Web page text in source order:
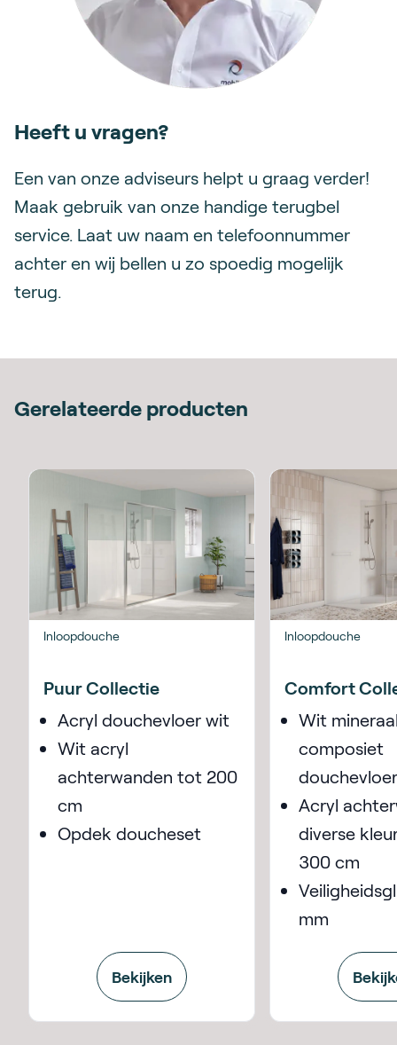
Heeft u vragen?
Een van onze adviseurs helpt u graag verder!
Maak gebruik van onze handige terugbel
service. Laat uw naam en telefoonnummer
achter en wij bellen u zo spoedig mogelijk
terug.
Gerelateerde producten
Inloopdouche
Puur Collectie
Acryl douchevloer wit
Wit acryl
achterwanden tot 200
cm
Opdek doucheset
Bekijken
Inloopdouche
Comfort
Wit
composiet
douchevloer
Acryl
diverse
300 cm
mm